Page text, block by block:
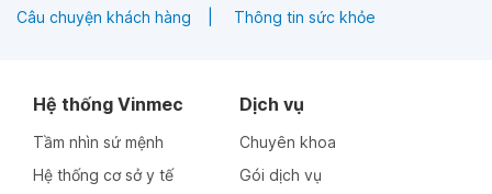
Câu chuyện khách hàng Thông tin sức khỏe
Hệ thống Vinmec
Tầm nhìn sứ mệnh
Hệ thống cơ sở y tế
Dịch vụ
Chuyên khoa
Gói dịch vụ